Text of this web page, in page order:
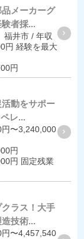
品メーカーグ
者採...
福井市 / 年収
円 経験を最大
円
活動をサポー
レ...
〜3,240,000
円
円 固定残業
クラス！大手
技術...
〜4,457,540